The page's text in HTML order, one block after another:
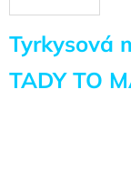
Tyrkysová
TADY TO